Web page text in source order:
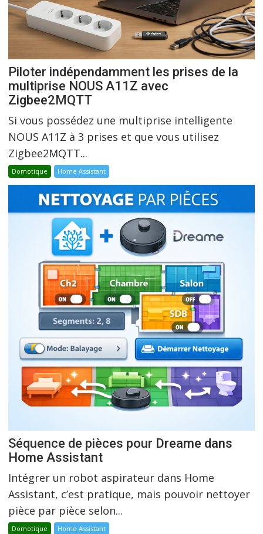
Piloter indépendamment les prises de la
multiprise NOUS A11Z avec
Zigbee2MQTT
Si vous possédez une multiprise intelligente
NOUS A11Z à 3 prises et que vous utilisez
Zigbee2MQTT...
Domotique Home Assistant
Séquence de pièces pour Dreame dans
Home Assistant
Intégrer un robot aspirateur dans Home
Assistant, c’est pratique, mais pouvoir nettoyer
pièce par pièce selon...
Domotique Home Assistant